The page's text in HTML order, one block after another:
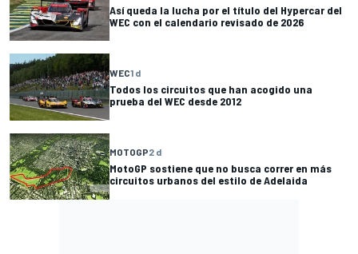
Así queda la lucha por el título del Hypercar del
WEC con el calendario revisado de 2026
WEC1 d
Todos los circuitos que han acogido una
prueba del WEC desde 2012
MOTOGP2 d
MotoGP sostiene que no busca correr en más
circuitos urbanos del estilo de Adelaida